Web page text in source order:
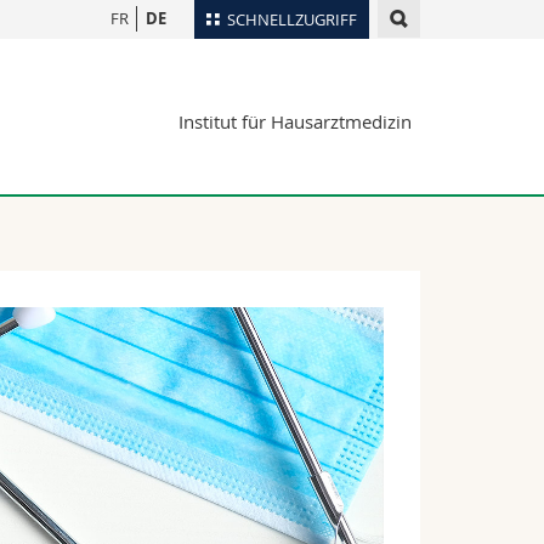
SCHNELLZUGRIFF
Ortsplan
Webmail
FR DE
Institut für Hausarztmedizin